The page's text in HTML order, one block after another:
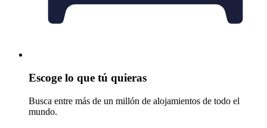
Escoge lo que tú quieras
Busca entre más de un millón de alojamientos de todo el
mundo.